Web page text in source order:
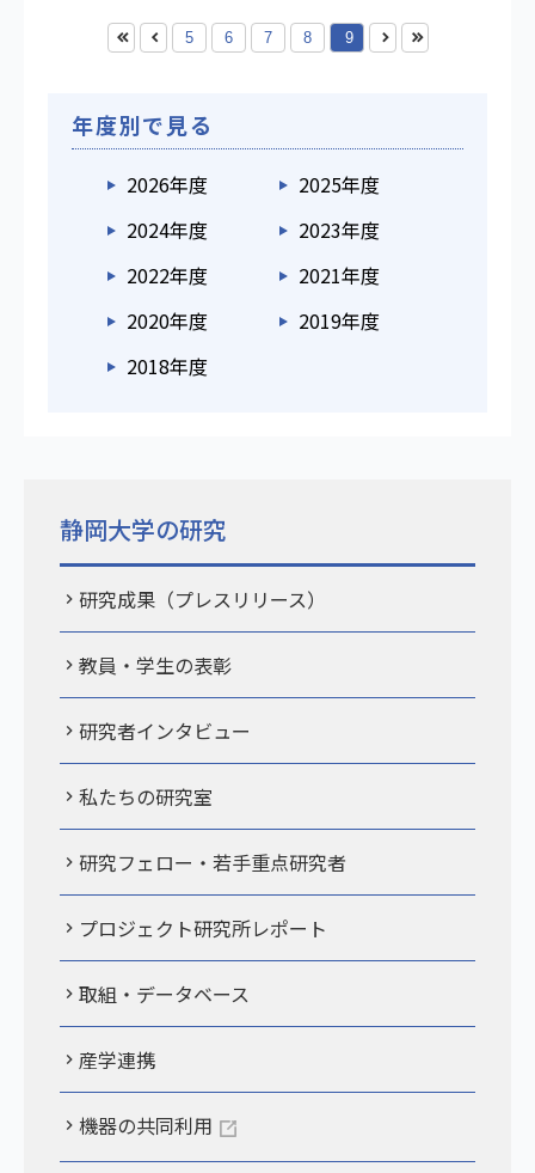
5 6 7 8 9
年度別で見る
2026年度
2025年度
2024年度
2023年度
2022年度
2021年度
2020年度
2019年度
2018年度
静岡大学の研究
研究成果（プレスリリース）
教員・学生の表彰
研究者インタビュー
私たちの研究室
研究フェロー・若手重点研究者
プロジェクト研究所レポート
取組・データベース
産学連携
機器の共同利用